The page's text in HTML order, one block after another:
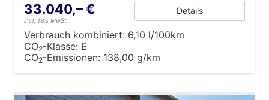
33.040,– €
incl. 19% MwSt.
Details
Verbrauch kombiniert: 6,10 l/100km
CO2-Klasse: E
CO2-Emissionen: 138,00 g/km